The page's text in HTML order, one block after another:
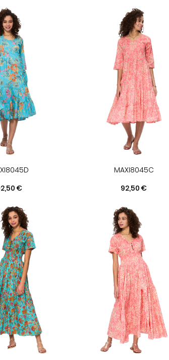
€
MAXI8045C
Prix
92,50 €